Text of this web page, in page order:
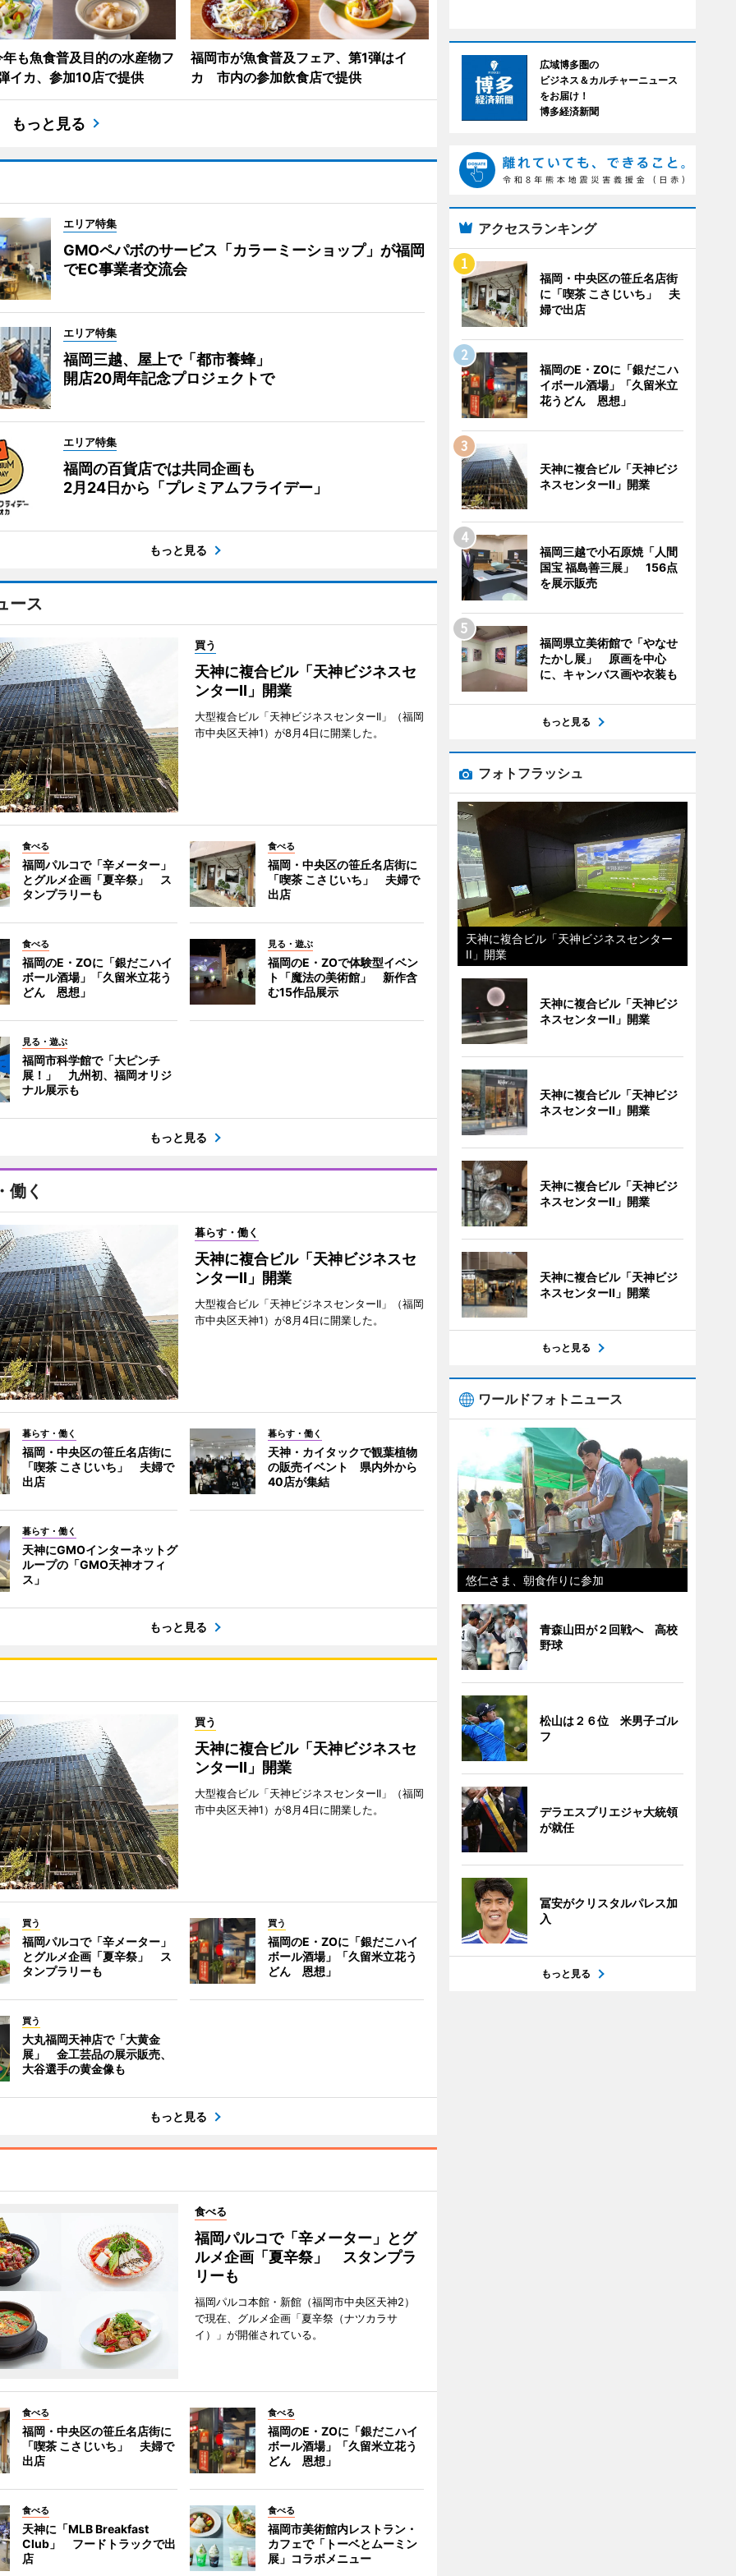
も魚食普及目的の水産物フ
カ、参加10店で提供
福岡市が魚食普及フェア、第1弾はイ
カ 市内の参加飲食店で提供
もっと見る
エリア特集
GMOペパボのサービス「カラーミーショップ」が福岡
でEC事業者交流会
エリア特集
福岡三越、屋上で「都市養蜂」
開店20周年記念プロジェクトで
エリア特集
福岡の百貨店では共同企画も
2月24日から「プレミアムフライデー」
もっと見る
ース
買う
天神に複合ビル「天神ビジネスセ
ンターII」開業
大型複合ビル「天神ビジネスセンターII」（福岡
市中央区天神1）が8月4日に開業した。
食べる
福岡パルコで「辛メーター」
とグルメ企画「夏辛祭」 ス
タンプラリーも
食べる
福岡・中央区の笹丘名店街に
「喫茶 こさじいち」 夫婦で
出店
食べる
福岡のE・ZOに「銀だこハイ
ボール酒場」「久留米立花う
どん 恩想」
見る・遊ぶ
福岡のE・ZOで体験型イベン
ト「魔法の美術館」 新作含
む15作品展示
見る・遊ぶ
福岡市科学館で「大ピンチ
展！」 九州初、福岡オリジ
ナル展示も
もっと見る
働く
暮らす・働く
天神に複合ビル「天神ビジネスセ
ンターII」開業
大型複合ビル「天神ビジネスセンターII」（福岡
市中央区天神1）が8月4日に開業した。
暮らす・働く
福岡・中央区の笹丘名店街に
「喫茶 こさじいち」 夫婦で
出店
暮らす・働く
天神・カイタックで観葉植物
の販売イベント 県内外から
40店が集結
暮らす・働く
天神にGMOインターネットグ
ループの「GMO天神オフィ
ス」
もっと見る
買う
天神に複合ビル「天神ビジネスセ
ンターII」開業
大型複合ビル「天神ビジネスセンターII」（福岡
市中央区天神1）が8月4日に開業した。
買う
福岡パルコで「辛メーター」
とグルメ企画「夏辛祭」 ス
タンプラリーも
買う
福岡のE・ZOに「銀だこハイ
ボール酒場」「久留米立花う
どん 恩想」
買う
大丸福岡天神店で「大黄金
展」 金工芸品の展示販売、
大谷選手の黄金像も
もっと見る
食べる
福岡パルコで「辛メーター」とグ
ルメ企画「夏辛祭」 スタンプラ
リーも
福岡パルコ本館・新館（福岡市中央区天神2）
で現在、グルメ企画「夏辛祭（ナツカラサ
イ）」が開催されている。
食べる
福岡・中央区の笹丘名店街に
「喫茶 こさじいち」 夫婦で
出店
食べる
福岡のE・ZOに「銀だこハイ
ボール酒場」「久留米立花う
どん 恩想」
食べる
天神に「MLB Breakfast
Club」 フードトラックで出
店
食べる
福岡市美術館内レストラン・
カフェで「トーベとムーミン
展」コラボメニュー
広域博多圏の
ビジネス＆カルチャーニュース
をお届け！
博多経済新聞
アクセスランキング
福岡・中央区の笹丘名店街
に「喫茶 こさじいち」 夫
婦で出店
福岡のE・ZOに「銀だこハ
イボール酒場」「久留米立
花うどん 恩想」
天神に複合ビル「天神ビジ
ネスセンターII」開業
福岡三越で小石原焼「人間
国宝 福島善三展」 156点
を展示販売
福岡県立美術館で「やなせ
たかし展」 原画を中心
に、キャンバス画や衣装も
もっと見る
フォトフラッシュ
天神に複合ビル「天神ビジネスセンター
II」開業
天神に複合ビル「天神ビジ
ネスセンターII」開業
天神に複合ビル「天神ビジ
ネスセンターII」開業
天神に複合ビル「天神ビジ
ネスセンターII」開業
天神に複合ビル「天神ビジ
ネスセンターII」開業
もっと見る
ワールドフォトニュース
悠仁さま、朝食作りに参加
青森山田が２回戦へ 高校
野球
松山は２６位 米男子ゴル
フ
デラエスプリエジャ大統領
が就任
冨安がクリスタルパレス加
入
もっと見る